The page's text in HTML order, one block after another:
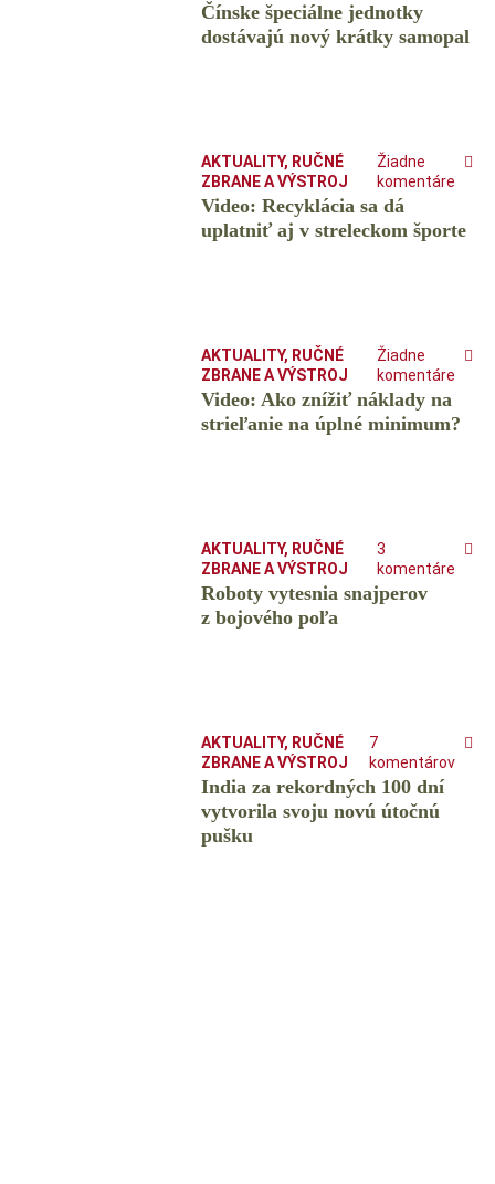
Čínske špeciálne jednotky
dostávajú nový krátky samopal
AKTUALITY, RUČNÉ
ZBRANE A VÝSTROJ
Žiadne
komentáre
Video: Recyklácia sa dá
uplatniť aj v streleckom športe
AKTUALITY, RUČNÉ
ZBRANE A VÝSTROJ
Žiadne
komentáre
Video: Ako znížiť náklady na
strieľanie na úplné minimum?
AKTUALITY, RUČNÉ
ZBRANE A VÝSTROJ
3
komentáre
Roboty vytesnia snajperov
z bojového poľa
AKTUALITY, RUČNÉ
ZBRANE A VÝSTROJ
7
komentárov
India za rekordných 100 dní
vytvorila svoju novú útočnú
pušku